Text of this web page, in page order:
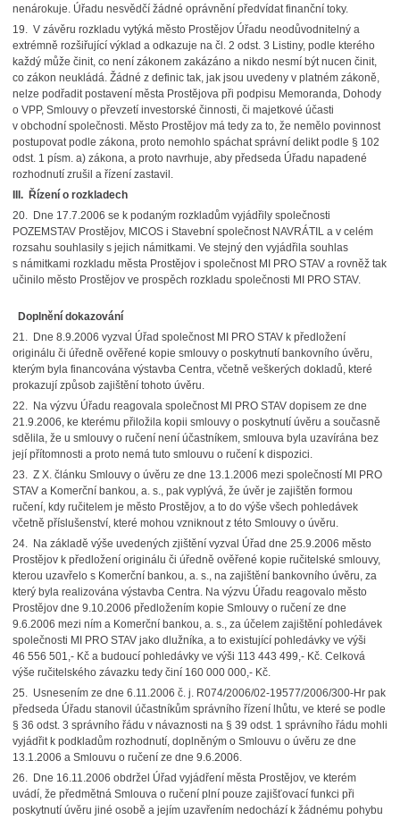
nenárokuje. Úřadu nesvědčí žádné oprávnění předvídat finanční toky.
19. V závěru rozkladu vytýká město Prostějov Úřadu neodůvodnitelný a
extrémně rozšiřující výklad a odkazuje na čl. 2 odst. 3 Listiny, podle kterého
každý může činit, co není zákonem zakázáno a nikdo nesmí být nucen činit,
co zákon neukládá. Žádné z definic tak, jak jsou uvedeny v platném zákoně,
nelze podřadit postavení města Prostějova při podpisu Memoranda, Dohody
o VPP, Smlouvy o převzetí investorské činnosti, či majetkové účasti
v obchodní společnosti. Město Prostějov má tedy za to, že nemělo povinnost
postupovat podle zákona, proto nemohlo spáchat správní delikt podle § 102
odst. 1 písm. a) zákona, a proto navrhuje, aby předseda Úřadu napadené
rozhodnutí zrušil a řízení zastavil.
III. Řízení o rozkladech
20. Dne 17.7.2006 se k podaným rozkladům vyjádřily společnosti
POZEMSTAV Prostějov, MICOS i Stavební společnost NAVRÁTIL a v celém
rozsahu souhlasily s jejich námitkami. Ve stejný den vyjádřila souhlas
s námitkami rozkladu města Prostějov i společnost MI PRO STAV a rovněž tak
učinilo město Prostějov ve prospěch rozkladu společnosti MI PRO STAV.
Doplnění dokazování
21. Dne 8.9.2006 vyzval Úřad společnost MI PRO STAV k předložení
originálu či úředně ověřené kopie smlouvy o poskytnutí bankovního úvěru,
kterým byla financována výstavba Centra, včetně veškerých dokladů, které
prokazují způsob zajištění tohoto úvěru.
22. Na výzvu Úřadu reagovala společnost MI PRO STAV dopisem ze dne
21.9.2006, ke kterému přiložila kopii smlouvy o poskytnutí úvěru a současně
sdělila, že u smlouvy o ručení není účastníkem, smlouva byla uzavírána bez
její přítomnosti a proto nemá tuto smlouvu o ručení k dispozici.
23. Z X. článku Smlouvy o úvěru ze dne 13.1.2006 mezi společností MI PRO
STAV a Komerční bankou, a. s., pak vyplývá, že úvěr je zajištěn formou
ručení, kdy ručitelem je město Prostějov, a to do výše všech pohledávek
včetně příslušenství, které mohou vzniknout z této Smlouvy o úvěru.
24. Na základě výše uvedených zjištění vyzval Úřad dne 25.9.2006 město
Prostějov k předložení originálu či úředně ověřené kopie ručitelské smlouvy,
kterou uzavřelo s Komerční bankou, a. s., na zajištění bankovního úvěru, za
který byla realizována výstavba Centra. Na výzvu Úřadu reagovalo město
Prostějov dne 9.10.2006 předložením kopie Smlouvy o ručení ze dne
9.6.2006 mezi ním a Komerční bankou, a. s., za účelem zajištění pohledávek
společnosti MI PRO STAV jako dlužníka, a to existující pohledávky ve výši
46 556 501,- Kč a budoucí pohledávky ve výši 113 443 499,- Kč. Celková
výše ručitelského závazku tedy činí 160 000 000,- Kč.
25. Usnesením ze dne 6.11.2006 č. j. R074/2006/02-19577/2006/300-Hr pak
předseda Úřadu stanovil účastníkům správního řízení lhůtu, ve které se podle
§ 36 odst. 3 správního řádu v návaznosti na § 39 odst. 1 správního řádu mohli
vyjádřit k podkladům rozhodnutí, doplněným o Smlouvu o úvěru ze dne
13.1.2006 a Smlouvu o ručení ze dne 9.6.2006.
26. Dne 16.11.2006 obdržel Úřad vyjádření města Prostějov, ve kterém
uvádí, že předmětná Smlouva o ručení plní pouze zajišťovací funkci při
poskytnutí úvěru jiné osobě a jejím uzavřením nedochází k žádnému pohybu